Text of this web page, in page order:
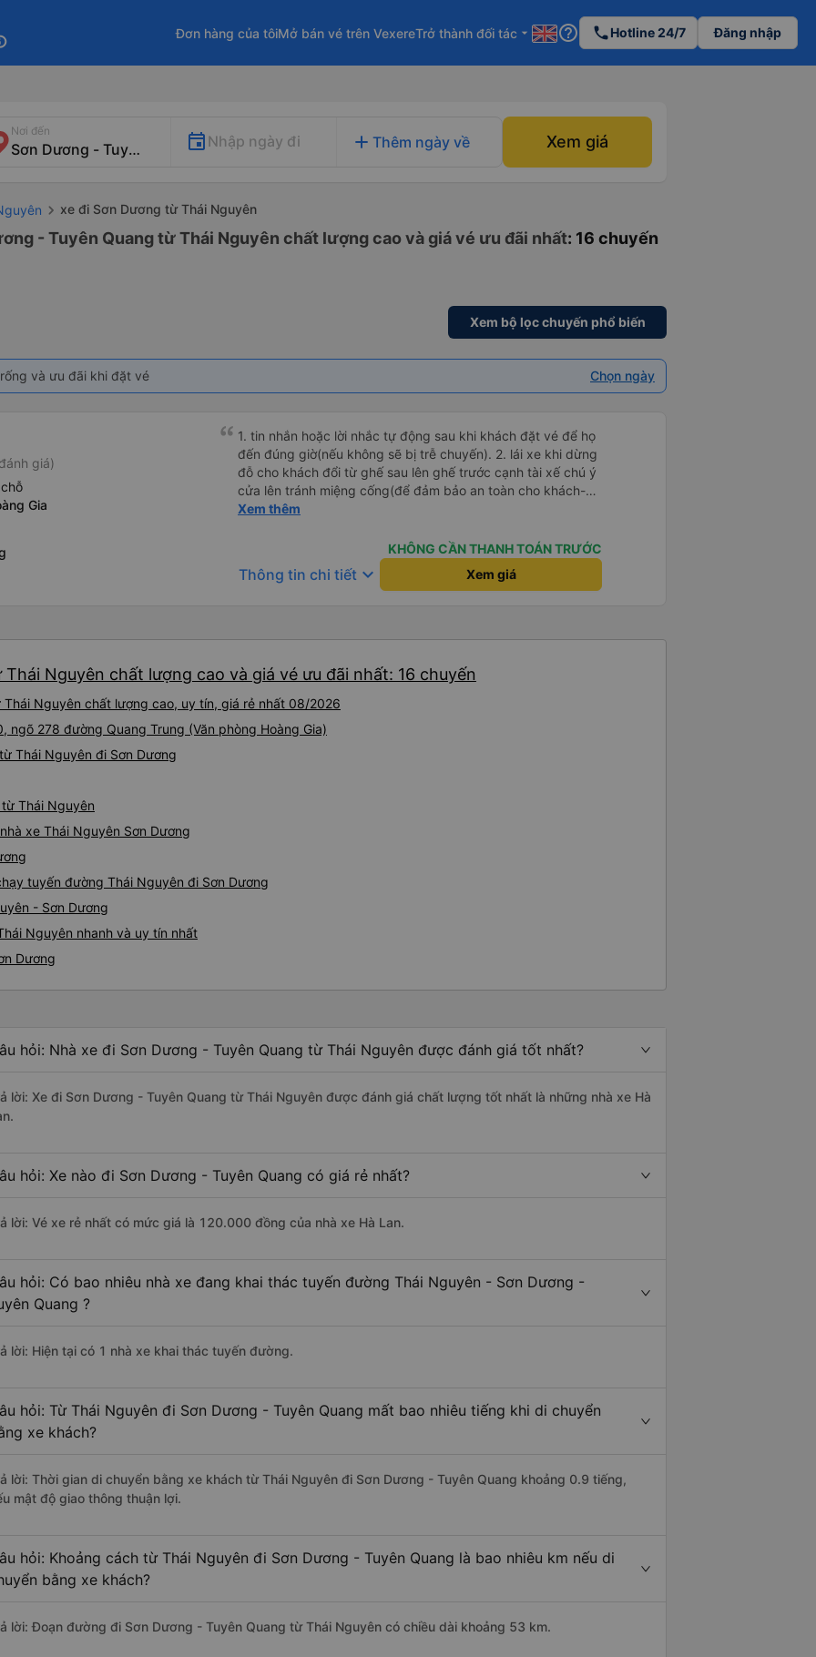
Đơn hàng của tôiMở bán vé trên VexereTrở thành đối tác arrow_drop_down help_outline phoneHotline 24/7 Đăng nhập
Nơi đến
Nhập ngày đi add Thêm ngày về Xem giá
xe đi Sơn Dương từ Thái Nguyên
- Tuyên Quang từ Thái Nguyên chất lượng cao và giá vé ưu đãi nhất: 16 chuyến
Xem bộ lọc chuyến phổ biến
và ưu đãi khi đặt vé Chọn ngày
giá)
Gia
1. tin nhắn hoặc lời nhắc tự động sau khi khách đặt vé để họ
đến đúng giờ(nếu không sẽ bị trễ chuyến). 2. lái xe khi dừng
đỗ cho khách đổi từ ghế sau lên ghế trước cạnh tài xế chú ý
cửa lên tránh miệng cống(để đảm bảo an toàn cho khách-
tại HN: miệng cống bằng sắt chữ nhật dạng ô lưới, cửa
Bác tài đã cố gắng để về đến Tng kịp 20h, để khách nối
chuyến Xe 11 chỗ nên thoáng đãng.
Xem thêm
KHÔNG CẦN THANH TOÁN TRƯỚC
Thông tin chi tiết keyboard_arrow_down Xem giá
Nguyên chất lượng cao và giá vé ưu đãi nhất: 16 chuyến
Nguyên chất lượng cao, uy tín, giá rẻ nhất 08/2026
ngõ 278 đường Quang Trung (Văn phòng Hoàng Gia)
Thái Nguyên đi Sơn Dương
Thái Nguyên
xe Thái Nguyên Sơn Dương
tuyến đường Thái Nguyên đi Sơn Dương
- Sơn Dương
Nguyên nhanh và uy tín nhất
Dương
hỏi: Nhà xe đi Sơn Dương - Tuyên Quang từ Thái Nguyên được đánh giá tốt nhất?
lời: Xe đi Sơn Dương - Tuyên Quang từ Thái Nguyên được đánh giá chất lượng tốt nhất là những nhà xe Hà
hỏi: Xe nào đi Sơn Dương - Tuyên Quang có giá rẻ nhất?
lời: Vé xe rẻ nhất có mức giá là 120.000 đồng của nhà xe Hà Lan.
hỏi: Có bao nhiêu nhà xe đang khai thác tuyến đường Thái Nguyên - Sơn Dương -
Quang ?
lời: Hiện tại có 1 nhà xe khai thác tuyến đường.
hỏi: Từ Thái Nguyên đi Sơn Dương - Tuyên Quang mất bao nhiêu tiếng khi di chuyển
xe khách?
lời: Thời gian di chuyển bằng xe khách từ Thái Nguyên đi Sơn Dương - Tuyên Quang khoảng 0.9 tiếng,
mật độ giao thông thuận lợi.
hỏi: Khoảng cách từ Thái Nguyên đi Sơn Dương - Tuyên Quang là bao nhiêu km nếu di
bằng xe khách?
lời: Đoạn đường đi Sơn Dương - Tuyên Quang từ Thái Nguyên có chiều dài khoảng 53 km.